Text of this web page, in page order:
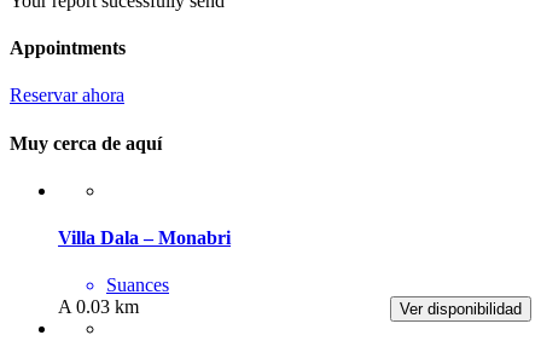
Appointments
Reservar ahora
Muy cerca de aquí
Villa Dala – Monabri
Suances
Ver disponibilidad
A 0.03 km